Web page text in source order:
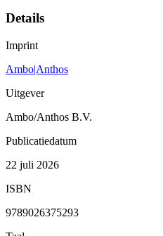
Details
Imprint
Ambo|Anthos
Uitgever
Ambo/Anthos B.V.
Publicatiedatum
22 juli 2026
ISBN
9789026375293